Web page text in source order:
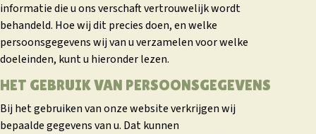
informatie die u ons verschaft vertrouwelijk wordt
behandeld. Hoe wij dit precies doen, en welke
persoonsgegevens wij van u verzamelen voor welke
doeleinden, kunt u hieronder lezen.
HET GEBRUIK VAN PERSOONSGEGEVENS
Bij het gebruiken van onze website verkrijgen wij
bepaalde gegevens van u. Dat kunnen